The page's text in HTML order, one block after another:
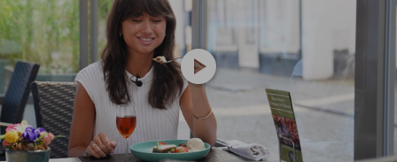
play_circle